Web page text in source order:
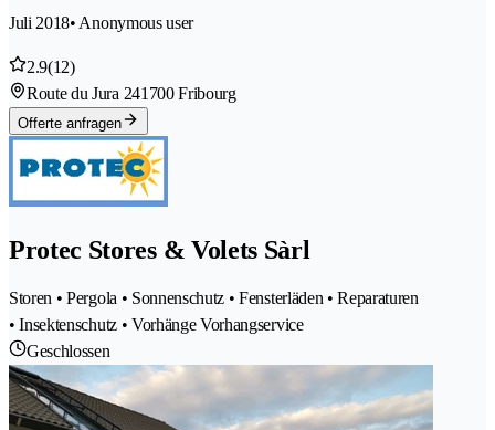
Juli 2018• Anonymous user
2.9(12)
Route du Jura 241700 Fribourg
Offerte anfragen
Protec Stores & Volets Sàrl
Storen • Pergola • Sonnenschutz • Fensterläden • Reparaturen
• Insektenschutz • Vorhänge Vorhangservice
Geschlossen